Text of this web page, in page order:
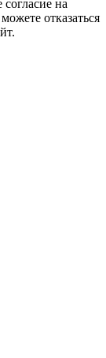
на
отказаться